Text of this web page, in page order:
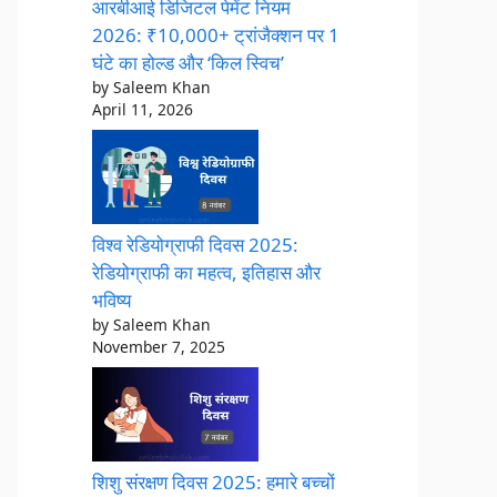
आरबीआई डिजिटल पेमेंट नियम
2026: ₹10,000+ ट्रांजैक्शन पर 1
घंटे का होल्ड और ‘किल स्विच’
by Saleem Khan
April 11, 2026
विश्व रेडियोग्राफी दिवस 2025:
रेडियोग्राफी का महत्व, इतिहास और
भविष्य
by Saleem Khan
November 7, 2025
शिशु संरक्षण दिवस 2025: हमारे बच्चों